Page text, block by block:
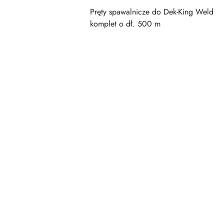
Pręty spawalnicze do Dek-King Weld
komplet o dł. 500 m